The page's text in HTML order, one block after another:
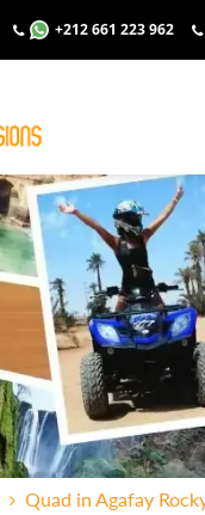
+212 661 223 962
Quad in Agafay